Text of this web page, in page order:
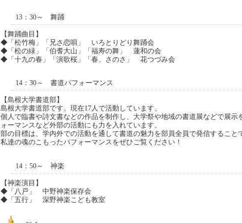
13：30～ 舞踊
【舞踊曲目】
◆「松竹梅」「兄さ恋唄」 いろとりどり舞踊会
◆「松の緑」「伯耆大山」「福寿の舞」 蓮和の会
◆「十九の春」「演歌桜」「春、さのさ」 花つづみ会
14：30～ 書道パフォーマンス
【島根大学書道部】
島根大学書道部です。現在17人で活動しています。
個人で臨書や詩文書などの作品を制作し、大学祭や地域の書道展などで展
ォーマンスなど外部の活動にも力を入れています。
部の目標は、学内外での活動を通して書道の魅力を部員全員で発信すること
私達の魂のこもったパフォーマンスをぜひご覧ください！
14：50～ 神楽
【神楽演目】
◆「八戸」 中野神楽保存会
◆「五行」 深野神楽こども教室